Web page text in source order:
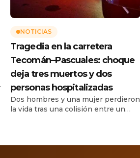
NOTICIAS
Tragedia en la carretera
Tecomán–Pascuales: choque
deja tres muertos y dos
personas hospitalizadas
Dos hombres y una mujer perdieron
la vida tras una colisión entre un
trasladados a un hospital. Un grave